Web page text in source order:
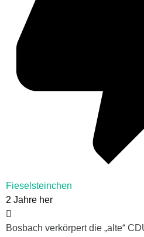
Fieselsteinchen
2 Jahre her
Bosbach verkörpert die „alte“